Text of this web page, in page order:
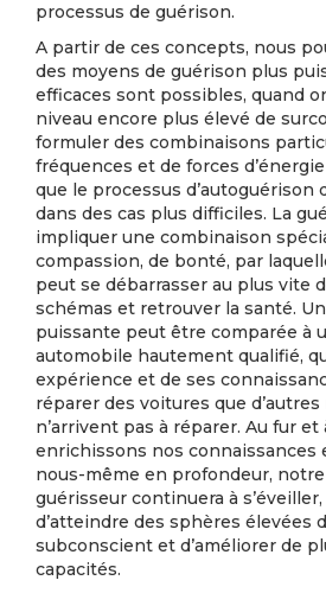
processus de guérison.
A partir de ces concepts, nous
des moyens de guérison plus
efficaces sont possibles, quand
niveau encore plus élevé de
formuler des combinaisons
fréquences et de forces
que le processus d’autoguérison
dans des cas plus difficiles. La
impliquer une combinaison
compassion, de bonté, par
peut se débarrasser au plus vite
schémas et retrouver la santé.
puissante peut être comparée à
automobile hautement qualifié,
expérience et de ses
réparer des voitures que
n’arrivent pas à réparer. Au fur
enrichissons nos connaissances
nous-même en profondeur,
guérisseur continuera à
d’atteindre des sphères élevées
subconscient et d’améliorer de
capacités.